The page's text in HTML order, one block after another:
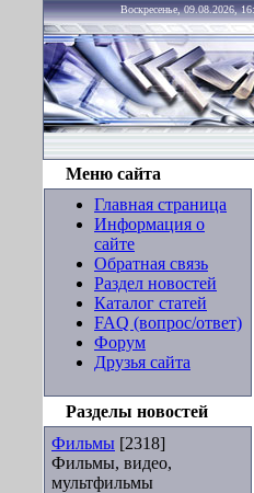
Воскресенье, 09.08.2026,
Меню сайта
Главная страница
Информация о
сайте
Обратная связь
Раздел новостей
Каталог статей
FAQ (вопрос/ответ)
Форум
Друзья сайта
Разделы новостей
Фильмы [2318]
Фильмы, видео,
мультфильмы